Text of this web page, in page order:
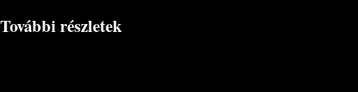
További részletek